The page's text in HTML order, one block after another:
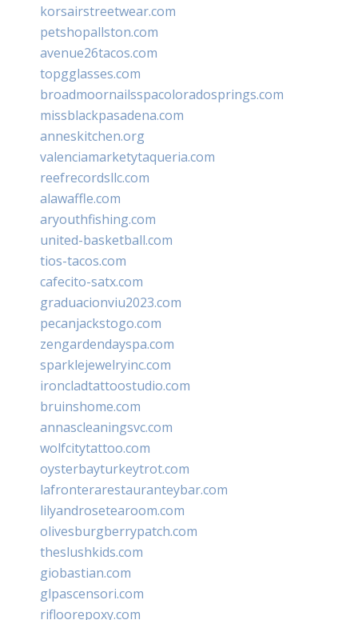
korsairstreetwear.com
petshopallston.com
avenue26tacos.com
topgglasses.com
broadmoornailsspacoloradosprings.com
missblackpasadena.com
anneskitchen.org
valenciamarketytaqueria.com
reefrecordsllc.com
alawaffle.com
aryouthfishing.com
united-basketball.com
tios-tacos.com
cafecito-satx.com
graduacionviu2023.com
pecanjackstogo.com
zengardendayspa.com
sparklejewelryinc.com
ironcladtattoostudio.com
bruinshome.com
annascleaningsvc.com
wolfcitytattoo.com
oysterbayturkeytrot.com
lafronterarestauranteybar.com
lilyandrosetearoom.com
olivesburgberrypatch.com
theslushkids.com
giobastian.com
glpascensori.com
rifloorepoxy.com